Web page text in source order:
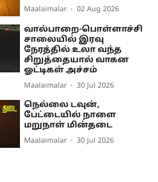
Maalaimalar 02 Aug 2026
வால்பாறை-பொள்ளாச்சி
சாலையில் இரவு
நேரத்தில் உலா வந்த
சிறுத்தையால் வாகன
ஓட்டிகள் அச்சம்
Maalaimalar 30 Jul 2026
நெல்லை டவுன்,
பேட்டையில் நாளை
மறுநாள் மின்தடை
Maalaimalar 30 Jul 2026